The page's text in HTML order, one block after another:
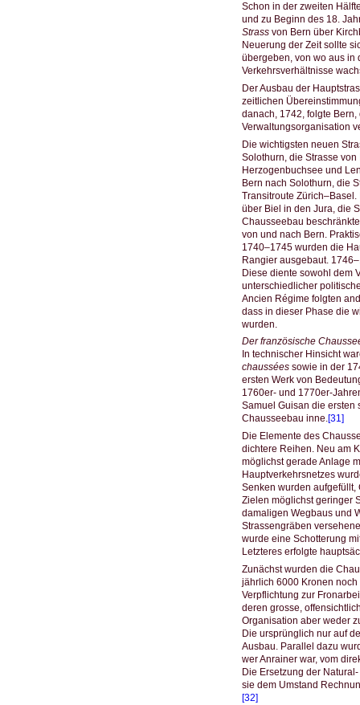
Schon in der zweiten
und zu Beginn des 18.
Strassvon Bern über
Neuerung der Zeit sollte
übergeben, von wo aus in
Verkehrsverhältnisse
Der Ausbau der
zeitlichen
danach, 1742, folgte
Verwaltungsorganisation
Die wichtigsten neuen
Solothurn, die Strasse
Herzogenbuchsee und
Bern nach Solothurn, die
Transitroute
über Biel in den Jura, die
Chausseebau
von und nach Bern.
1740–1745 wurden die
Rangier ausgebaut.
Diese diente sowohl dem
unterschiedlicher
Ancien Régime folgten
dass in dieser Phase die
wurden.
Der französische
In technischer Hinsicht
chausséessowie in der
ersten Werk von
1760er- und 1770er-
Samuel Guisan die ersten
Chausseebau inne.[31]
Die Elemente des
dichtere Reihen. Neu am
möglichst gerade Anlage
Hauptverkehrsnetzes
Senken wurden
Zielen möglichst geringer
damaligen Wegbaus und
Strassengräben
wurde eine Schotterung
Letzteres erfolgte
Zunächst wurden die
jährlich 6000 Kronen noch
Verpflichtung zur
deren grosse,
Organisation aber weder
Die ursprünglich nur auf
Ausbau. Parallel dazu
wer Anrainer war, vom
Die Ersetzung der
sie dem Umstand
[32]